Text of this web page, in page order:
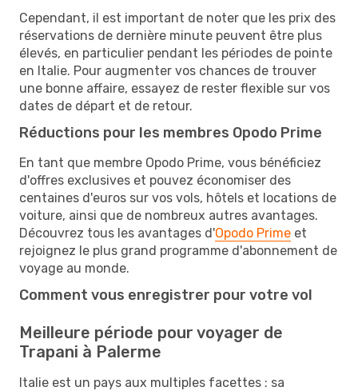
Cependant, il est important de noter que les prix des
réservations de dernière minute peuvent être plus
élevés, en particulier pendant les périodes de pointe
en Italie. Pour augmenter vos chances de trouver
une bonne affaire, essayez de rester flexible sur vos
dates de départ et de retour.
Réductions pour les membres Opodo Prime
En tant que membre Opodo Prime, vous bénéficiez
d'offres exclusives et pouvez économiser des
centaines d'euros sur vos vols, hôtels et locations de
voiture, ainsi que de nombreux autres avantages.
Découvrez tous les avantages d'Opodo Prime et
rejoignez le plus grand programme d'abonnement de
voyage au monde.
Comment vous enregistrer pour votre vol
Meilleure période pour voyager de
Trapani à Palerme
Italie est un pays aux multiples facettes : sa